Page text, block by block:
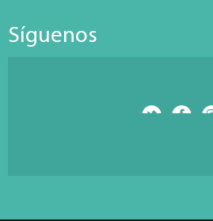
Síguenos